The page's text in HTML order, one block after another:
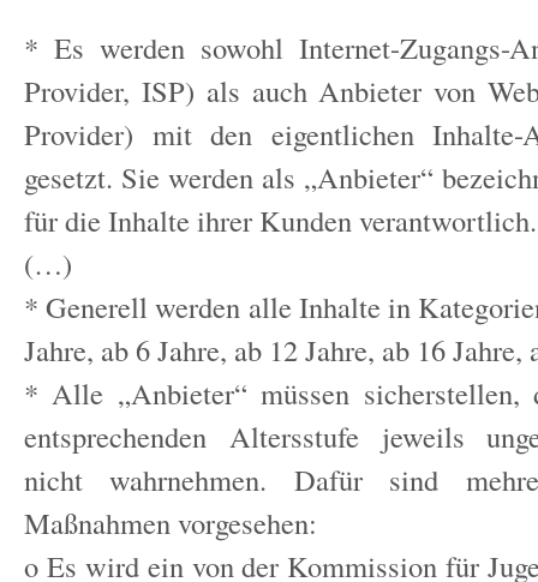
* Es werden sowohl Internet-Zugangs-
Provider, ISP) als auch Anbieter von
Provider) mit den eigentlichen Inhalte-
gesetzt. Sie werden als „Anbieter“
für die Inhalte ihrer Kunden verantwortlich.
(…)
* Generell werden alle Inhalte in
Jahre, ab 6 Jahre, ab 12 Jahre, ab 16 Jahre,
* Alle „Anbieter“ müssen sicherstellen,
entsprechenden Altersstufe jeweils
nicht wahrnehmen. Dafür sind
Maßnahmen vorgesehen:
o Es wird ein von der Kommission für